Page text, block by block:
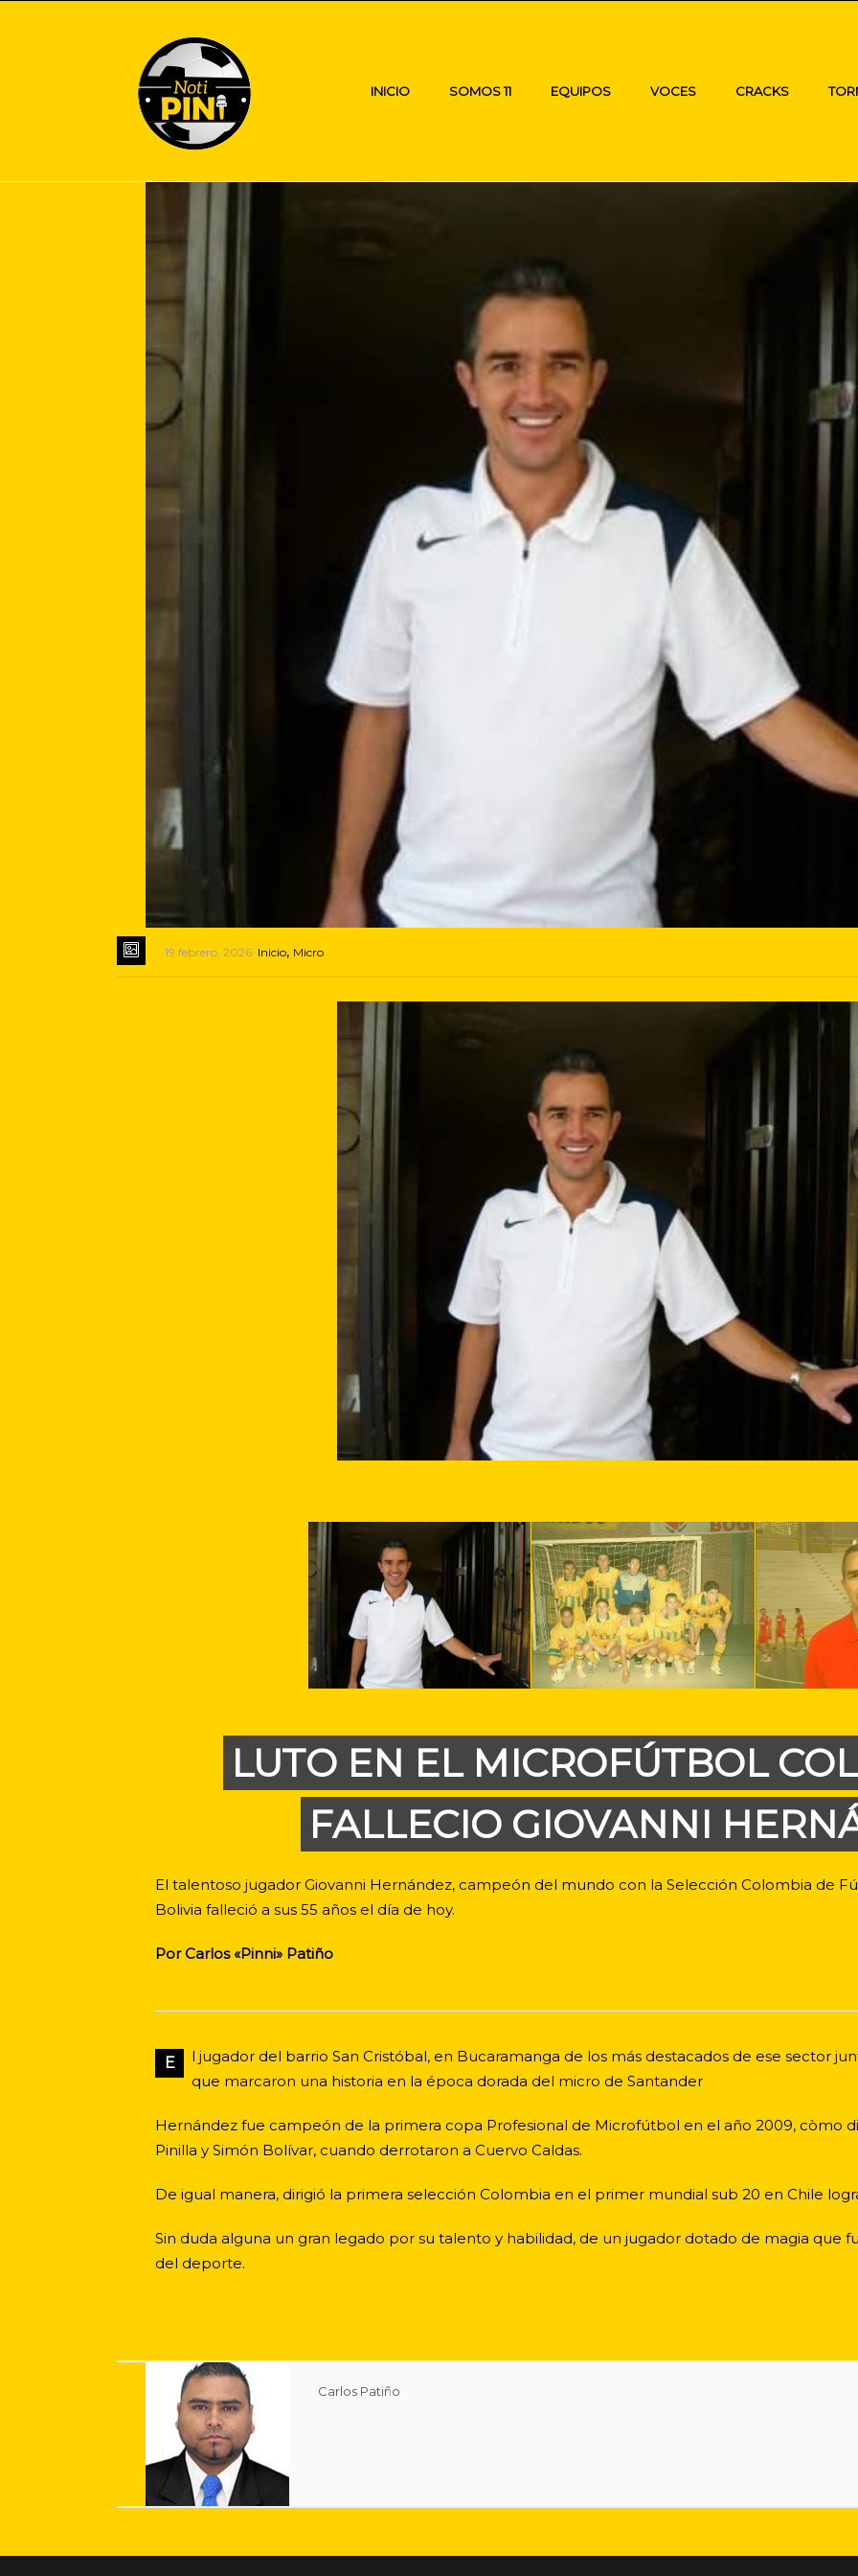
INICIO SOMOS 11 EQUIPOS VOCES CRACKS
19 febrero, 2026 Inicio, Micro
LUTO EN EL MICROFÚTBOL
FALLECIO GIOVANNI
El talentoso jugador Giovanni Hernández, campeón del mundo con la Selección Colombia de
Bolivia falleció a sus 55 años el día de hoy.
Por Carlos «Pinni» Patiño
E
l jugador del barrio San Cristóbal, en Bucaramanga de los más destacados de ese sector
que marcaron una historia en la época dorada del micro de Santander
Hernández fue campeón de la primera copa Profesional de Microfútbol en el año 2009, còmo
Pinilla y Simón Bolívar, cuando derrotaron a Cuervo Caldas.
De igual manera, dirigió la primera selección Colombia en el primer mundial sub 20 en Chile
Sin duda alguna un gran legado por su talento y habilidad, de un jugador dotado de magia que
del deporte.
Carlos Patiño